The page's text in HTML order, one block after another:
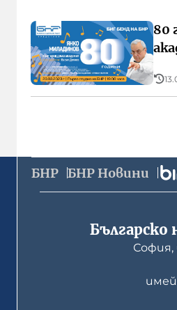
80
БНР БНР Новини
Българско
София,